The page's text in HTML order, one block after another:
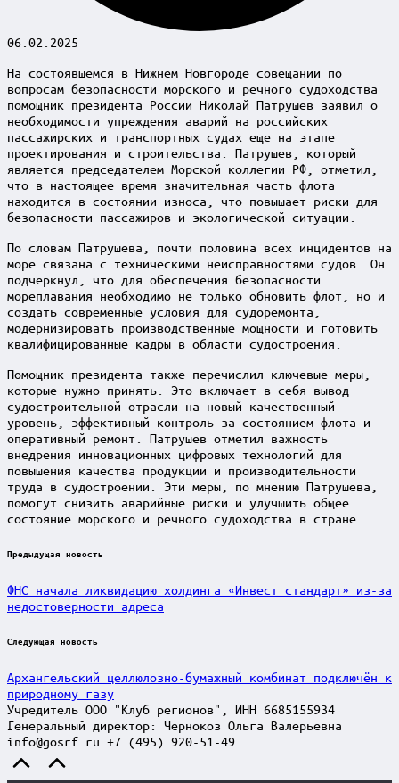
06.02.2025
На состоявшемся в Нижнем Новгороде совещании по
вопросам безопасности морского и речного судоходства
помощник президента России Николай Патрушев заявил о
необходимости упреждения аварий на российских
пассажирских и транспортных судах еще на этапе
проектирования и строительства. Патрушев, который
является председателем Морской коллегии РФ, отметил,
что в настоящее время значительная часть флота
находится в состоянии износа, что повышает риски для
безопасности пассажиров и экологической ситуации.
По словам Патрушева, почти половина всех инцидентов на
море связана с техническими неисправностями судов. Он
подчеркнул, что для обеспечения безопасности
мореплавания необходимо не только обновить флот, но и
создать современные условия для судоремонта,
модернизировать производственные мощности и готовить
квалифицированные кадры в области судостроения.
Помощник президента также перечислил ключевые меры,
которые нужно принять. Это включает в себя вывод
судостроительной отрасли на новый качественный
уровень, эффективный контроль за состоянием флота и
оперативный ремонт. Патрушев отметил важность
внедрения инновационных цифровых технологий для
повышения качества продукции и производительности
труда в судостроении. Эти меры, по мнению Патрушева,
помогут снизить аварийные риски и улучшить общее
состояние морского и речного судоходства в стране.
Post
Предыдущая новость
ФНС начала ликвидацию холдинга «Инвест стандарт» из-за
недостоверности адреса
Следующая новость
Архангельский целлюлозно-бумажный комбинат подключён к
природному газу
Учредитель ООО "Клуб регионов", ИНН 6685155934
Генеральный директор: Чернокоз Ольга Валерьевна
info@gosrf.ru +7 (495) 920-51-49